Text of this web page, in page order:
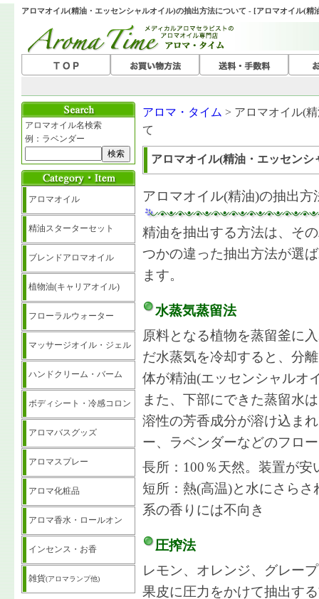
アロマオイル(精油・エッセンシャルオイル)の抽出方法について - [アロマオイル(精
アロマオイル名検索
例：ラベンダー
アロマオイル
精油スターターセット
ブレンドアロマオイル
植物油(キャリアオイル)
フローラルウォーター
マッサージオイル・ジェル
ハンドクリーム・バーム
ボディシート・冷感コロン
アロマバスグッズ
アロマスプレー
アロマ化粧品
アロマ香水・ロールオン
インセンス・お香
雑貨(アロマランプ他)
アロマ・タイム > アロマオイル(
て
アロマオイル(精油・エッセン
アロマオイル(精油)の抽出
精油を抽出する方法は、そ
つかの違った抽出方法が選
ます。
水蒸気蒸留法
原料となる植物を蒸留釜に
だ水蒸気を冷却すると、分
体が精油(エッセンシャルオ
また、下部にできた蒸留水
溶性の芳香成分が溶け込ま
ー、ラベンダーなどのフロ
長所：100％天然。装置が安
短所：熱(高温)と水にさら
系の香りには不向き
圧搾法
レモン、オレンジ、グレー
果皮に圧力をかけて抽出す